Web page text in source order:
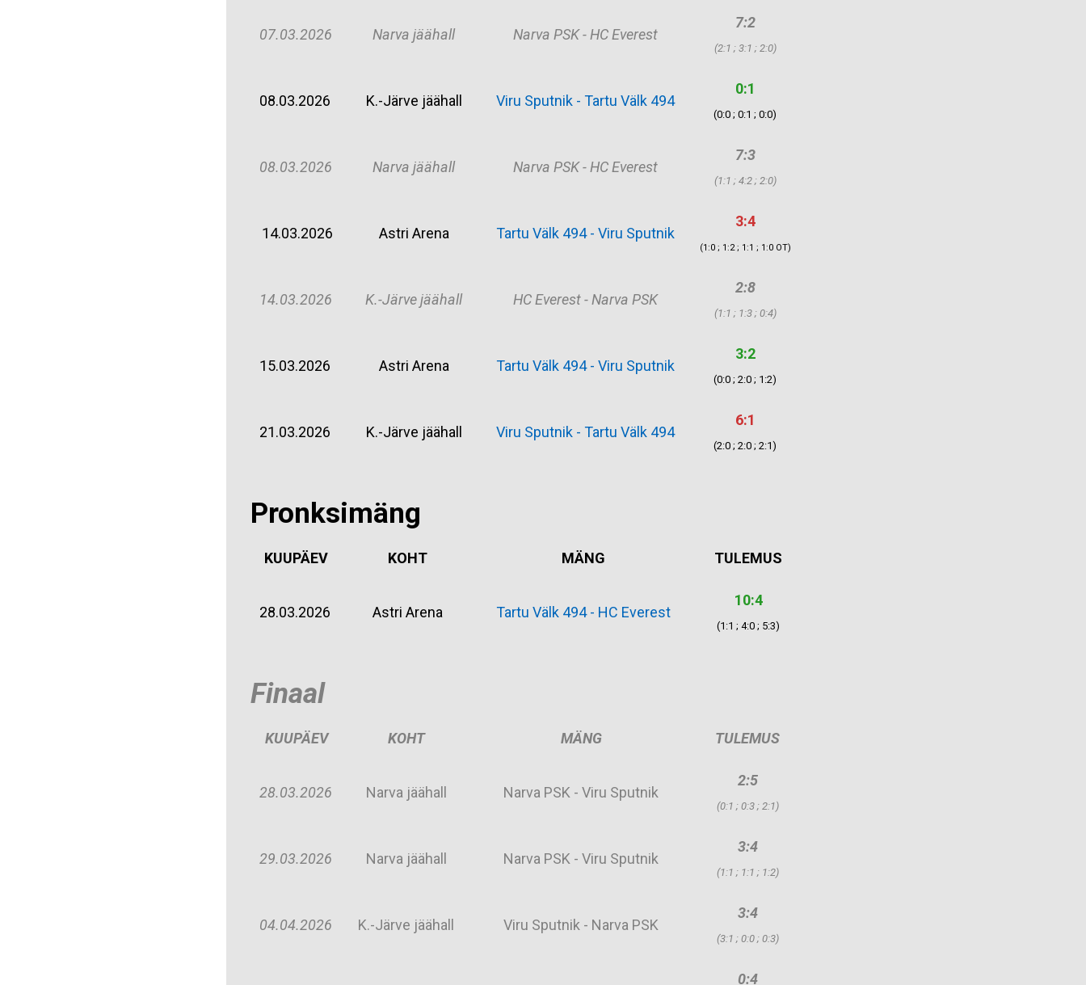
07.03.2026 Narva jäähall Narva PSK - HC Everest
7:2
(2:1 ; 3:1 ; 2:0)
08.03.2026 K.-Järve jäähall Viru Sputnik - Tartu Välk 494
0:1
(0:0 ; 0:1 ; 0:0)
08.03.2026 Narva jäähall Narva PSK - HC Everest
7:3
(1:1 ; 4:2 ; 2:0)
14.03.2026 Astri Arena Tartu Välk 494 - Viru Sputnik
3:4
(1:0 ; 1:2 ; 1:1 ; 1:0 OT)
14.03.2026 K.-Järve jäähall HC Everest - Narva PSK
2:8
(1:1 ; 1:3 ; 0:4)
15.03.2026 Astri Arena Tartu Välk 494 - Viru Sputnik
3:2
(0:0 ; 2:0 ; 1:2)
21.03.2026 K.-Järve jäähall Viru Sputnik - Tartu Välk 494
6:1
(2:0 ; 2:0 ; 2:1)
Pronksimäng
KUUPÄEV KOHT MÄNG TULEMUS
28.03.2026 Astri Arena Tartu Välk 494 - HC Everest
10:4
(1:1 ; 4:0 ; 5:3)
Finaal
KUUPÄEV KOHT MÄNG TULEMUS
28.03.2026 Narva jäähall Narva PSK - Viru Sputnik
2:5
(0:1 ; 0:3 ; 2:1)
29.03.2026 Narva jäähall Narva PSK - Viru Sputnik
3:4
(1:1 ; 1:1 ; 1:2)
04.04.2026 K.-Järve jäähall Viru Sputnik - Narva PSK
3:4
(3:1 ; 0:0 ; 0:3)
0:4